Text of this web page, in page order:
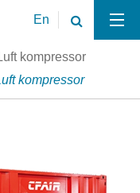
En
kompressor
kompressor